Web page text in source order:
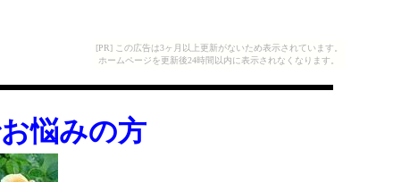
[PR] この広告は3ヶ月以上更新がないため表示されています。
ホームページを更新後24時間以内に表示されなくなります。
悩みの方